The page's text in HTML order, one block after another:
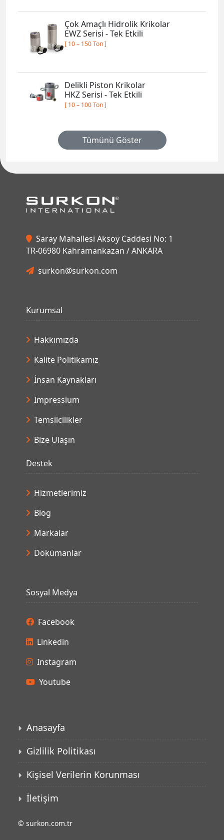
Çok Amaçlı Hidrolik Krikolar
EWZ Serisi - Tek Etkili
[ 10 – 150 Ton ]
Delikli Piston Krikolar
HKZ Serisi - Tek Etkili
[ 10 – 100 Ton ]
Tümünü Göster
Saray Mahallesi Aksoy Caddesi No: 1
TR-06980 Kahramankazan / ANKARA
surkon@surkon.com
Kurumsal
Hakkımızda
Kalite Politikamız
İnsan Kaynakları
Impressium
Temsilcilikler
Bize Ulaşın
Destek
Hizmetlerimiz
Blog
Markalar
Dökümanlar
Sosyal Medya
Facebook
Linkedin
Instagram
Youtube
Anasayfa
Gizlilik Politikası
Kişisel Verilerin Korunması
İletişim
© surkon.com.tr